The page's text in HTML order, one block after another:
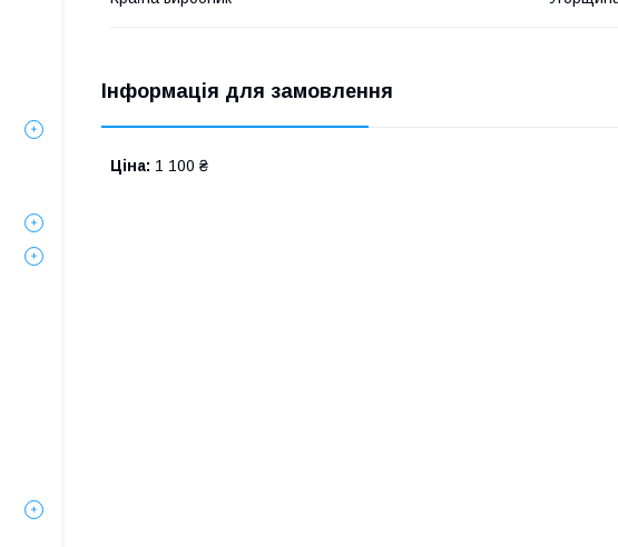
Інформація для замовлення
Ціна: 1 100 ₴